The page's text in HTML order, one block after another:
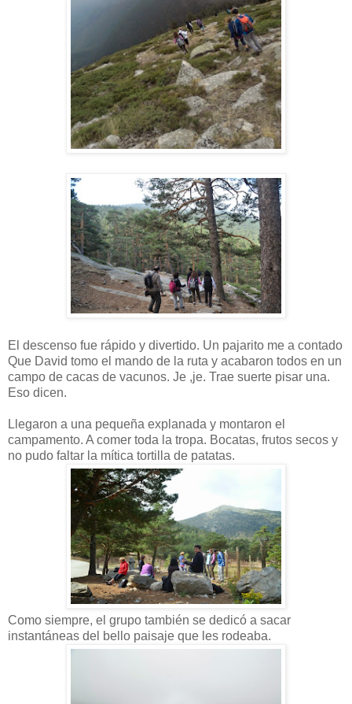
El descenso fue rápido y divertido. Un pajarito me a contado
Que David tomo el mando de la ruta y acabaron todos en un
campo de cacas de vacunos. Je ,je. Trae suerte pisar una.
Eso dicen.
Llegaron a una pequeña explanada y montaron el
campamento. A comer toda la tropa. Bocatas, frutos secos y
no pudo faltar la mítica tortilla de patatas.
Como siempre, el grupo también se dedicó a sacar
instantáneas del bello paisaje que les rodeaba.